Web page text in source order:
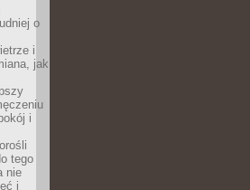
o
i
jak
i
tego
nie
i